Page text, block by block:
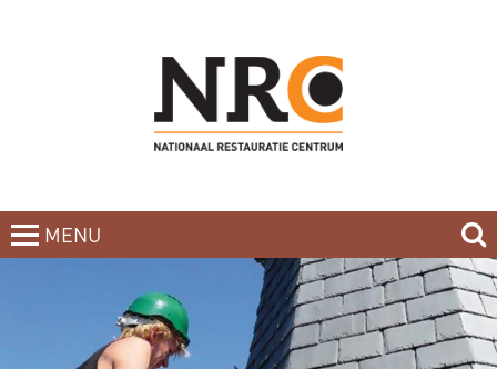
MENU
CLOSE
CURSUSAANBOD
BOEKEN
BLOG
NIEUWSBRIEF
CONTACT